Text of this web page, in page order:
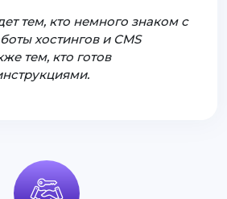
тем, кто немного знаком с
хостингов и CMS
тем, кто готов